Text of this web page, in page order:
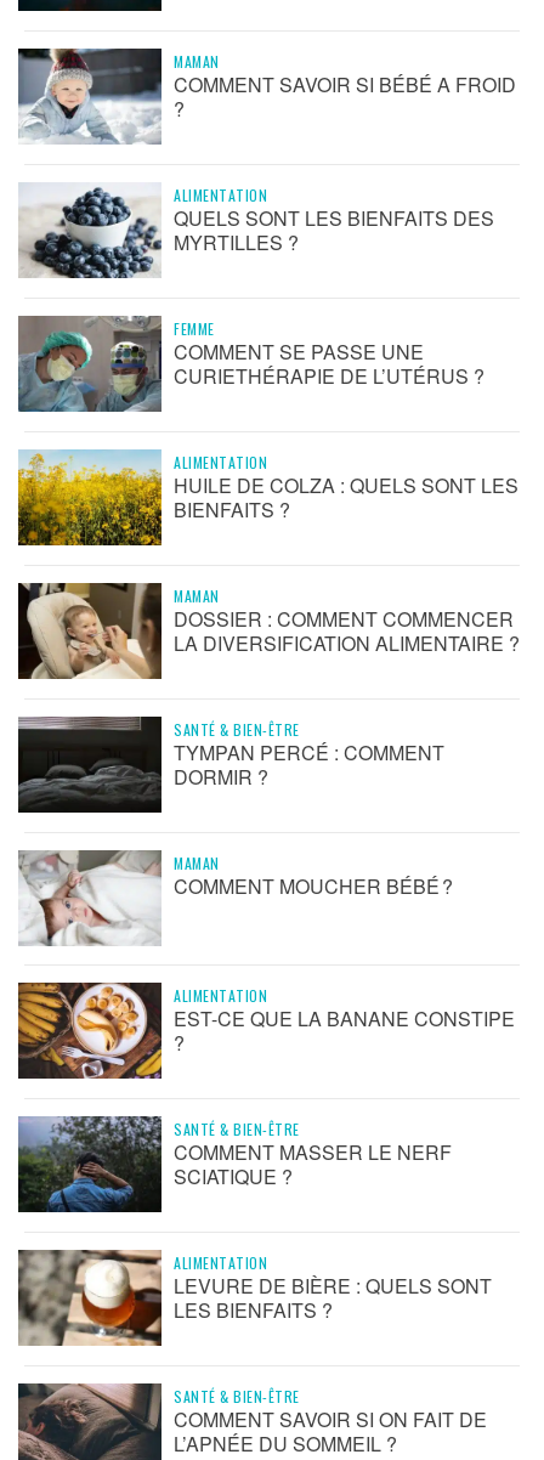
MAMAN
COMMENT SAVOIR SI BÉBÉ A FROID
?
ALIMENTATION
QUELS SONT LES BIENFAITS DES
MYRTILLES ?
FEMME
COMMENT SE PASSE UNE
CURIETHÉRAPIE DE L’UTÉRUS ?
ALIMENTATION
HUILE DE COLZA : QUELS SONT LES
BIENFAITS ?
MAMAN
DOSSIER : COMMENT COMMENCER
LA DIVERSIFICATION ALIMENTAIRE ?
SANTÉ & BIEN-ÊTRE
TYMPAN PERCÉ : COMMENT
DORMIR ?
MAMAN
COMMENT MOUCHER BÉBÉ ?
ALIMENTATION
EST-CE QUE LA BANANE CONSTIPE
?
SANTÉ & BIEN-ÊTRE
COMMENT MASSER LE NERF
SCIATIQUE ?
ALIMENTATION
LEVURE DE BIÈRE : QUELS SONT
LES BIENFAITS ?
SANTÉ & BIEN-ÊTRE
COMMENT SAVOIR SI ON FAIT DE
L’APNÉE DU SOMMEIL ?